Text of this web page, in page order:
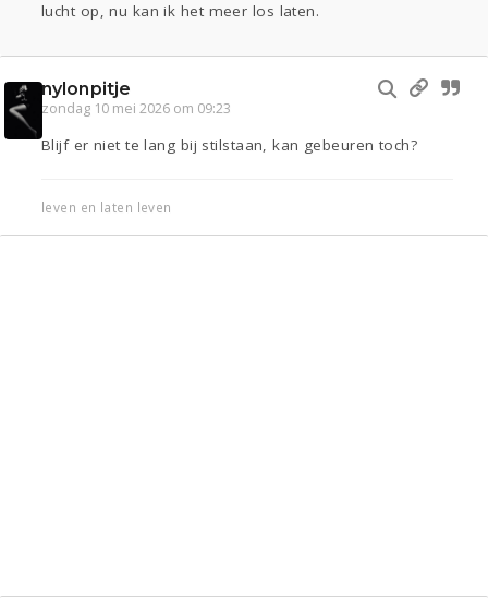
lucht op, nu kan ik het meer los laten.
nylonpitje
zondag 10 mei 2026 om 09:23
Blijf er niet te lang bij stilstaan, kan gebeuren toch?
leven en laten leven